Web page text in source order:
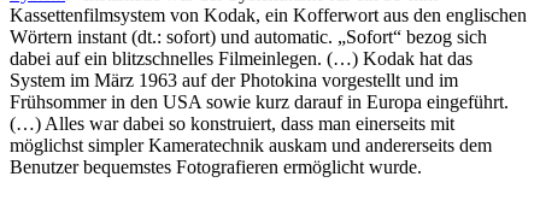
Kassettenfilmsystem von Kodak, ein Kofferwort aus den englischen
Wörtern instant (dt.: sofort) und automatic. „Sofort“ bezog sich
dabei auf ein blitzschnelles Filmeinlegen. (…) Kodak hat das
System im März 1963 auf der Photokina vorgestellt und im
Frühsommer in den USA sowie kurz darauf in Europa eingeführt.
(…) Alles war dabei so konstruiert, dass man einerseits mit
möglichst simpler Kameratechnik auskam und andererseits dem
Benutzer bequemstes Fotografieren ermöglicht wurde.